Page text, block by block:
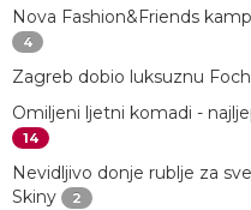
Nova Fashion&Friends
4
Zagreb dobio luksuznu
Omiljeni ljetni komadi -
14
Nevidljivo donje rublje za
Skiny
2